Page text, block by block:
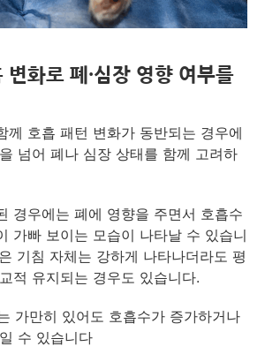
변화로 폐·심장 영향 여부를
께 호흡 패턴 변화가 동반되는 경우에
넘어 폐나 심장 상태를 함께 고려하
경우에는 폐에 영향을 주면서 호흡수
가빠 보이는 모습이 나타날 수 있습니
기침 자체는 강하게 나타나더라도 평
적 유지되는 경우도 있습니다.
가만히 있어도 호흡수가 증가하거나
수 있습니다